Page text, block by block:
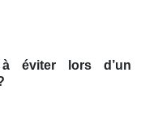
éviter lors d’un